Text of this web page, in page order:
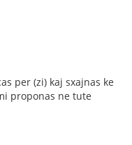
per (zi) kaj sxajnas ke
proponas ne tute